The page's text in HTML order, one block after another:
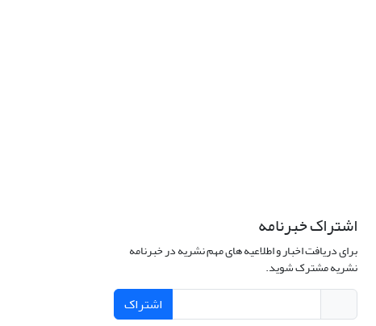
اشتراک خبرنامه
برای دریافت اخبار و اطلاعیه های مهم نشریه در خبرنامه
نشریه مشترک شوید.
اشتراک